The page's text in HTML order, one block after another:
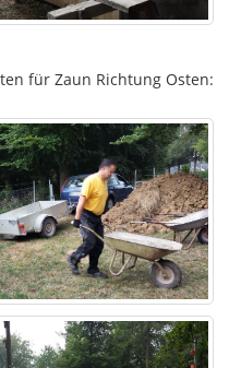
für Zaun Richtung Osten: